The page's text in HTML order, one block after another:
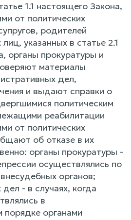
1.1 настоящего Закона,
от политических
родителей
указанных в статье 2.1
органы прокуратуры и
материалы
дел,
и выдают справки о
политическим
реабилитации
от политических
об отказе в их
органы прокуратуры -
осуществлялись по
органов;
- в случаях, когда
в
порядке органами